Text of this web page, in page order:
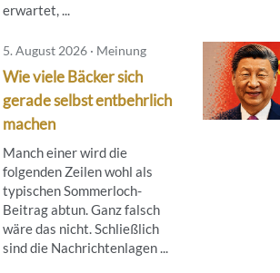
erwartet, ...
5. August 2026 · Meinung
Wie viele Bäcker sich
gerade selbst entbehrlich
machen
Manch einer wird die
folgenden Zeilen wohl als
typischen Sommerloch-
Beitrag abtun. Ganz falsch
wäre das nicht. Schließlich
sind die Nachrichtenlagen ...